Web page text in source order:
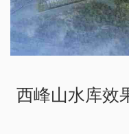
西峰山水库效